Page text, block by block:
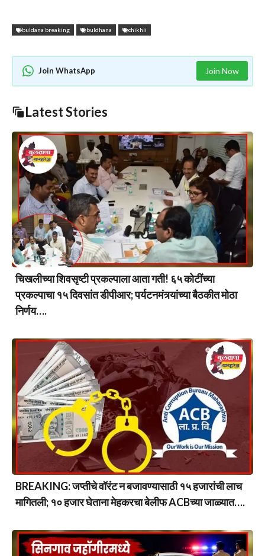
buldana breaking buldhana chikhli
Join WhatsApp Join Now
Latest Stories
चिखलीच्या शिवसृष्टी प्रकल्पाला आता गती! ६५ कोटींच्या
प्रकल्पाचा १५ दिवसांत डीपीआर; पर्यटनमंत्र्यांच्या बैठकीत मोठा
निर्णय….
BREAKING: जप्तीचे वॉरंट न बजावण्यासाठी १५ हजारांची लाच
मागितली; १० हजार घेताना मेहकरचा बेलीफ ACBच्या जाळ्यात….